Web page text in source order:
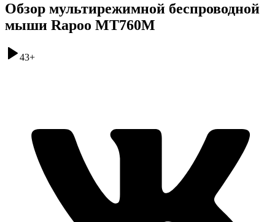
Обзор мультирежимной беспроводной
мыши Rapoo MT760M
43+